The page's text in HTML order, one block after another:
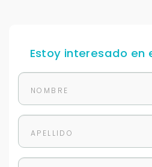
Estoy interesado